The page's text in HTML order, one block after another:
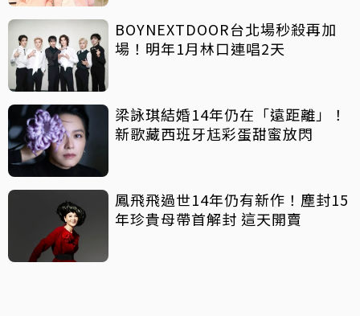
BOYNEXTDOOR台北場秒殺再加
場！明年1月林口連唱2天
梁詠琪結婚14年仍在「遠距離」！
新歌藏西班牙尪彩蛋甜蜜放閃
鳳飛飛過世14年仍有新作！塵封15
年珍貴母帶首解封 這天開賣